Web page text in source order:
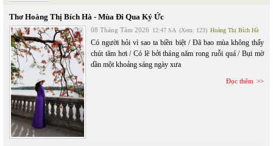
Thơ Hoàng Thị Bích Hà - Mùa Đi Qua Ký Ức
08 Tháng Tám 2026 12:47 SA (Xem: 123) Hoàng Thị Bích Hà
Có người hỏi vì sao ta biền biệt / Đã bao mùa không thấy
chút tăm hơi / Có lẽ bởi tháng năm rong ruỗi quá / Bụi mờ
dần một khoảng sáng ngày xưa
Đọc thêm